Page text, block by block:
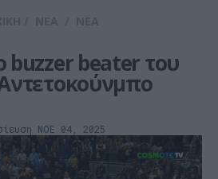
buzzer beater του
ΝΟE 04, 2025